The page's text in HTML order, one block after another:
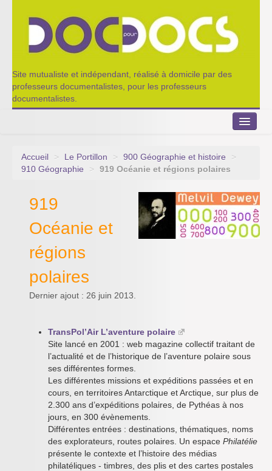
Site mutualiste et indépendant, réalisé à domicile par des
professeurs documentalistes, pour les professeurs
documentalistes.
Le Portillon
Qui sommes-nous ?
Accueil > Le Portillon > 900 Géographie et histoire
>
910 Géographie
> 919 Océanie et régions polaires
919
Océanie et
régions
polaires
Dernier ajout : 26 juin 2013.
TransPol’Air L’aventure polaire
Site lancé en 2001 : web magazine collectif traitant de
l’actualité et de l’historique de l’aventure polaire sous
ses différentes formes.
Les différentes missions et expéditions passées et en
cours, en territoires Antarctique et Arctique, sur plus de
2.300 ans d’expéditions polaires, de Pythéas à nos
jours, en 300 évènements.
Différentes entrées : destinations, thématiques, noms
des explorateurs, routes polaires. Un espace Philatélie
présente le contexte et l’histoire des médias
philatéliques - timbres, des plis et des cartes postales